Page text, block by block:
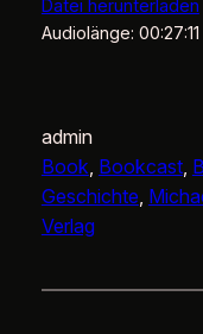
RSS FEED
TEILEN
Datei herunterladen
Audiolänge: 00:27:11
admin
Book Bookcast,
Geschichte
Verlag